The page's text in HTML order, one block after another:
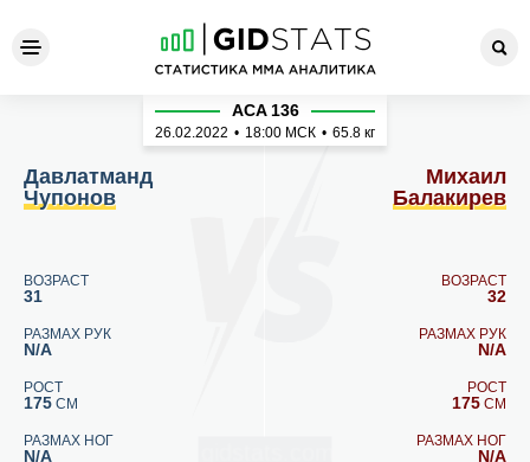
Давлатманд Чупонов -
Давлатманд
Чупонов
ВОЗРАСТ
31
РАЗМАХ РУК
N/A
РОСТ
175 СМ
РАЗМАХ НОГ
N/A
ACA 136
26.02.2022 • 18:00 МСК • 65.8 кг
Михаил
Балакирев
ВОЗРАСТ
32
РАЗМАХ РУК
N/A
РОСТ
175 СМ
РАЗМАХ НОГ
N/A